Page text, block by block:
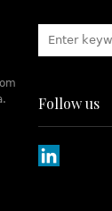
Follow us